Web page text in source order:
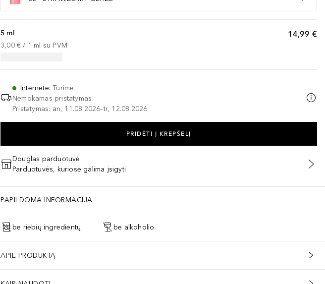
14,99 €
5 ml
3,00 € / 1 ml su PVM
Internete:Turime
Nemokamas pristatymas
Pristatymas: an, 11.08.2026–tr, 12.08.2026
PRIDĖTI Į KREPŠELĮ
Douglas parduotuvė
Parduotuvės, kuriose galima įsigyti
PAPILDOMA INFORMACIJA
be riebių ingredientų be alkoholio
APIE PRODUKTĄ